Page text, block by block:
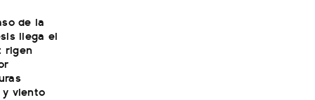
de la
llega el
rigen
viento